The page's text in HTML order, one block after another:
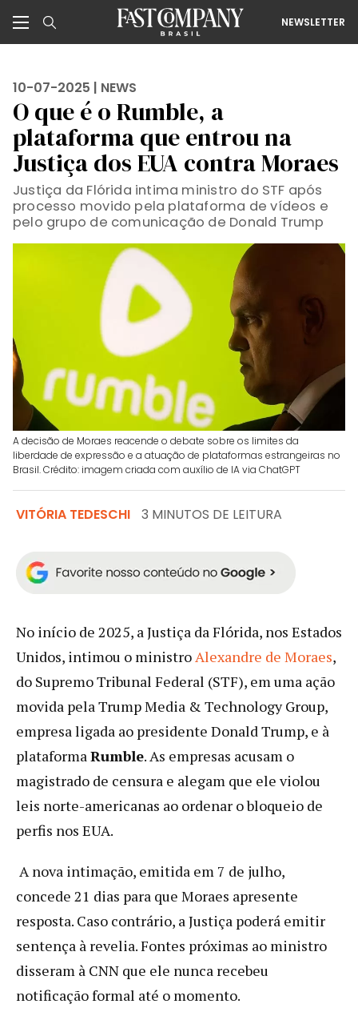
NEWSLETTER
10-07-2025 | NEWS
O que é o Rumble, a
plataforma que entrou na
Justiça dos EUA contra Moraes
Justiça da Flórida intima ministro do STF após
processo movido pela plataforma de vídeos e
pelo grupo de comunicação de Donald Trump
A decisão de Moraes reacende o debate sobre os limites da
liberdade de expressão e a atuação de plataformas estrangeiras no
Brasil. Crédito: imagem criada com auxílio de IA via ChatGPT
VITÓRIA TEDESCHI 3 MINUTOS DE LEITURA
No início de 2025, a Justiça da Flórida, nos Estados
Unidos, intimou o ministroAlexandre de Moraes,
do Supremo Tribunal Federal (STF), em uma ação
movida pela Trump Media & Technology Group,
empresa ligada ao presidente Donald Trump, e à
plataformaRumble. As empresas acusam o
magistrado de censura e alegam que ele violou
leis norte-americanas ao ordenar o bloqueio de
perfis nos EUA.
A nova intimação, emitida em 7 de julho,
concede 21 dias para que Moraes apresente
resposta. Caso contrário, a Justiça poderá emitir
sentença à revelia. Fontes próximas ao ministro
disseram à CNN que ele nunca recebeu
notificação formal até o momento.